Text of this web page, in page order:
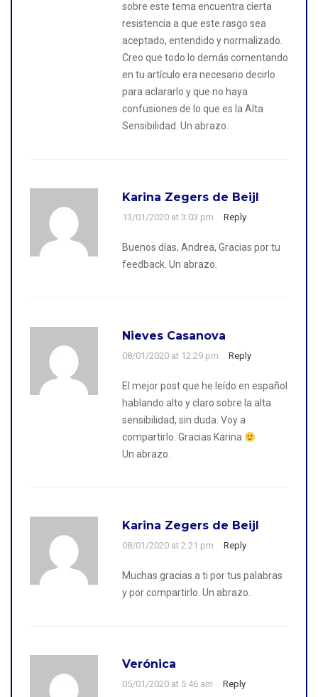
sobre este tema encuentra cierta
resistencia a que este rasgo sea
aceptado, entendido y normalizado.
Creo que todo lo demás comentando
en tu artículo era necesario decirlo
para aclararlo y que no haya
confusiones de lo que es la Alta
Sensibilidad. Un abrazo.
Karina Zegers de Beijl
13/01/2020 at 3:03 pm Reply
Buenos días, Andrea, Gracias por tu
feedback. Un abrazo.
Nieves Casanova
08/01/2020 at 12:29 pm Reply
El mejor post que he leído en español
hablando alto y claro sobre la alta
sensibilidad, sin duda. Voy a
compartirlo. Gracias Karina
Un abrazo.
Karina Zegers de Beijl
08/01/2020 at 2:21 pm Reply
Muchas gracias a ti por tus palabras
y por compartirlo. Un abrazo.
Verónica
05/01/2020 at 5:46 am Reply